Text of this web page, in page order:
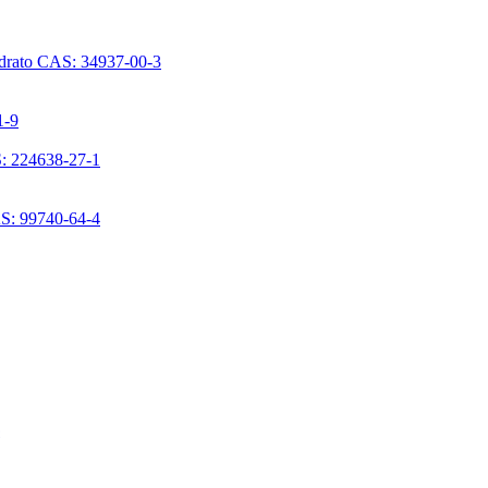
CAS: 34937-00-3
9
224638-27-1
99740-64-4